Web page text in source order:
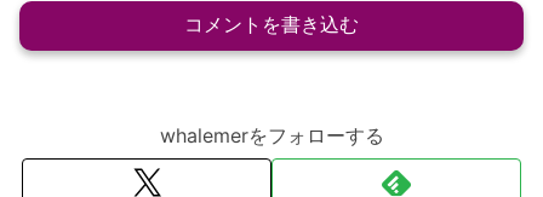
コメントを書き込む
whalemerをフォローする